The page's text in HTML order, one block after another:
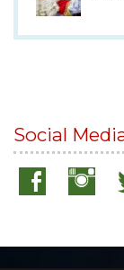
Social